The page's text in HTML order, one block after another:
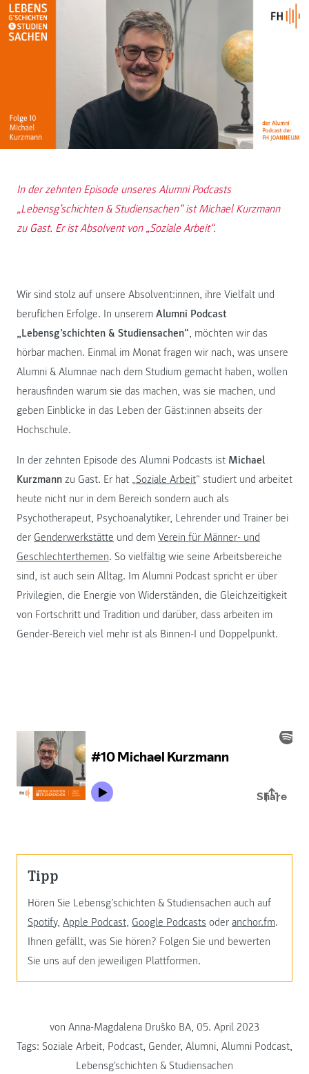
In der zehnten Episode unseres Alumni Podcasts
„Lebensg’schichten & Studiensachen“ ist Michael Kurzmann
zu Gast. Er ist Absolvent von „Soziale Arbeit“.
Wir sind stolz auf unsere Absolvent:innen, ihre Vielfalt und
beruflichen Erfolge. In unserem Alumni Podcast
„Lebensg’schichten & Studiensachen“, möchten wir das
hörbar machen. Einmal im Monat fragen wir nach, was unsere
Alumni & Alumnae nach dem Studium gemacht haben, wollen
herausfinden warum sie das machen, was sie machen, und
geben Einblicke in das Leben der Gäst:innen abseits der
Hochschule.
In der zehnten Episode des Alumni Podcasts ist Michael
Kurzmann zu Gast. Er hat „Soziale Arbeit“ studiert und arbeitet
heute nicht nur in dem Bereich sondern auch als
Psychotherapeut, Psychoanalytiker, Lehrender und Trainer bei
der Genderwerkstätte und dem Verein für Männer- und
Geschlechterthemen. So vielfältig wie seine Arbeitsbereiche
sind, ist auch sein Alltag. Im Alumni Podcast spricht er über
Privilegien, die Energie von Widerständen, die Gleichzeitigkeit
von Fortschritt und Tradition und darüber, dass arbeiten im
Gender-Bereich viel mehr ist als Binnen-I und Doppelpunkt.
Tipp
Hören Sie Lebensg’schichten & Studiensachen auch auf
Spotify, Apple Podcast, Google Podcasts oder anchor.fm.
Ihnen gefällt, was Sie hören? Folgen Sie und bewerten
Sie uns auf den jeweiligen Plattformen.
von Anna-Magdalena Druško BA, 05. April 2023
Tags: Soziale Arbeit, Podcast, Gender, Alumni, Alumni Podcast,
Lebensg'schichten & Studiensachen